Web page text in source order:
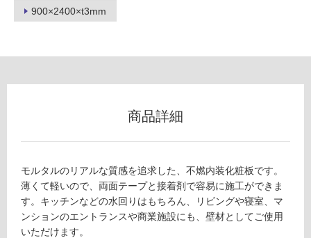
900×2400×t3mm
内
壁・
用
可
能
使
商品詳細
モルタルのリアルな質感を追求した、不燃内装化粧板です。
薄くて軽いので、両面テープと接着剤で容易に施工ができま
す。キッチンなどの水回りはもちろん、リビングや寝室、マ
ンションのエントランスや商業施設にも、壁材としてご使用
いただけます。